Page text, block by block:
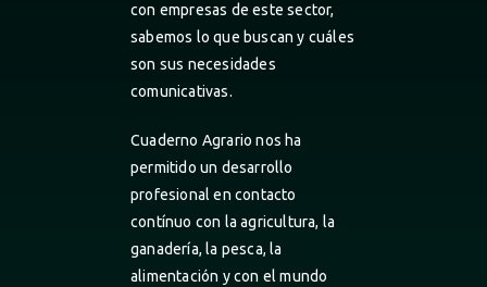
con empresas de este sector,
sabemos lo que buscan y cuáles
son sus necesidades
comunicativas.
Cuaderno Agrario nos ha
permitido un desarrollo
profesional en contacto
contínuo con la agricultura, la
ganadería, la pesca, la
alimentación y con el mundo